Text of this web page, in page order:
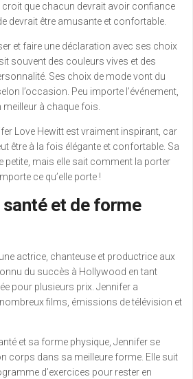
croit que chacun devrait avoir confiance
devrait être amusante et confortable.
et faire une déclaration avec ses choix
souvent des couleurs vives et des
Ses choix de mode vont du
l’occasion. Peu importe l’événement,
meilleur à chaque fois.
Love Hewitt est vraiment inspirant, car
être à la fois élégante et confortable. Sa
petite, mais elle sait comment la porter
ce qu’elle porte !
et de forme
actrice, chanteuse et productrice aux
du succès à Hollywood en tant
pour plusieurs prix. Jennifer a
films, émissions de télévision et
et sa forme physique, Jennifer se
corps dans sa meilleure forme. Elle suit
d’exercices pour rester en